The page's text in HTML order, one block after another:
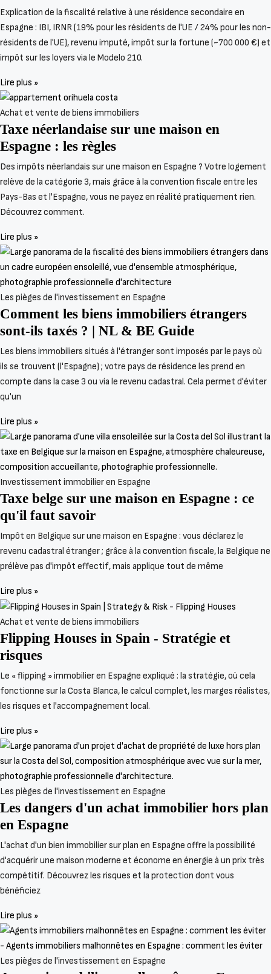
Explication de la fiscalité relative à une résidence secondaire en
Espagne : IBI, IRNR (19% pour les résidents de l'UE / 24% pour les non-
résidents de l'UE), revenu imputé, impôt sur la fortune (~700 000 €) et
impôt sur les loyers via le Modelo 210.
Lire plus »
Achat et vente de biens immobiliers
Taxe néerlandaise sur une maison en
Espagne : les règles
Des impôts néerlandais sur une maison en Espagne ? Votre logement
relève de la catégorie 3, mais grâce à la convention fiscale entre les
Pays-Bas et l'Espagne, vous ne payez en réalité pratiquement rien.
Découvrez comment.
Lire plus »
Les pièges de l'investissement en Espagne
Comment les biens immobiliers étrangers
sont-ils taxés ? | NL & BE Guide
Les biens immobiliers situés à l'étranger sont imposés par le pays où
ils se trouvent (l'Espagne) ; votre pays de résidence les prend en
compte dans la case 3 ou via le revenu cadastral. Cela permet d'éviter
qu'un
Lire plus »
Investissement immobilier en Espagne
Taxe belge sur une maison en Espagne : ce
qu'il faut savoir
Impôt en Belgique sur une maison en Espagne : vous déclarez le
revenu cadastral étranger ; grâce à la convention fiscale, la Belgique ne
prélève pas d'impôt effectif, mais applique tout de même
Lire plus »
Achat et vente de biens immobiliers
Flipping Houses in Spain - Stratégie et
risques
Le « flipping » immobilier en Espagne expliqué : la stratégie, où cela
fonctionne sur la Costa Blanca, le calcul complet, les marges réalistes,
les risques et l'accompagnement local.
Lire plus »
Les pièges de l'investissement en Espagne
Les dangers d'un achat immobilier hors plan
en Espagne
L'achat d'un bien immobilier sur plan en Espagne offre la possibilité
d'acquérir une maison moderne et économe en énergie à un prix très
compétitif. Découvrez les risques et la protection dont vous
bénéficiez
Lire plus »
Les pièges de l'investissement en Espagne